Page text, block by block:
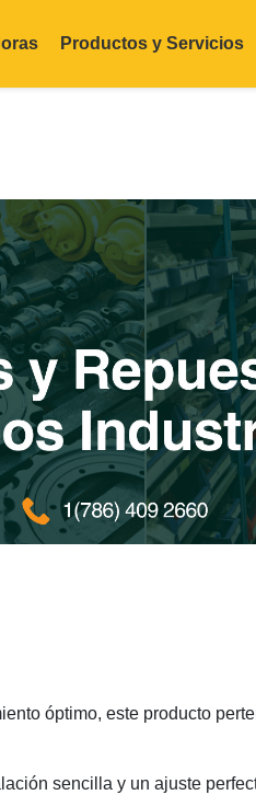
Productos y Servicios
óptimo, este producto
sencilla y un ajuste